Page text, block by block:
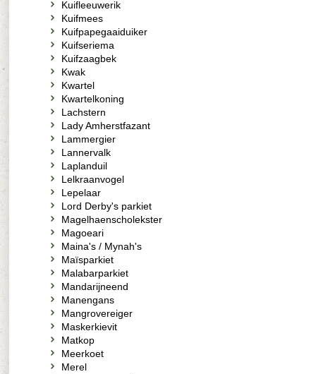
Kuifleeuwerik
Kuifmees
Kuifpapegaaiduiker
Kuifseriema
Kuifzaagbek
Kwak
Kwartel
Kwartelkoning
Lachstern
Lady Amherstfazant
Lammergier
Lannervalk
Laplanduil
Lelkraanvogel
Lepelaar
Lord Derby's parkiet
Magelhaenscholekster
Magoeari
Maina's / Mynah's
Maïsparkiet
Malabarparkiet
Mandarijneend
Manengans
Mangrovereiger
Maskerkievit
Matkop
Meerkoet
Merel